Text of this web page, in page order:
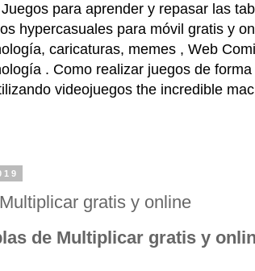
para aprender y repasar las
hypercasuales para móvil gratis y
caricaturas, memes , Web
. Como realizar juegos de
videojuegos the incredible
gratis y online
de Multiplicar gratis y